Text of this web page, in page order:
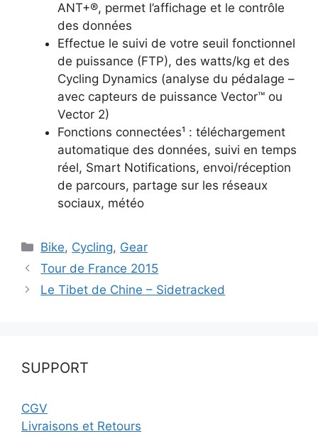
ANT+®, permet l’affichage et le contrôle
des données
Effectue le suivi de votre seuil fonctionnel
de puissance (FTP), des watts/kg et des
Cycling Dynamics (analyse du pédalage –
avec capteurs de puissance Vector™ ou
Vector 2)
Fonctions connectées¹ : téléchargement
automatique des données, suivi en temps
réel, Smart Notifications, envoi/réception
de parcours, partage sur les réseaux
sociaux, météo
Catégories
Bike, Cycling, Gear
Tour de France 2015
Le Tibet de Chine – Sidetracked
SUPPORT
CGV
Livraisons et Retours